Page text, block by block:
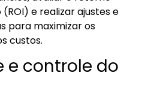
e realizar ajustes e
para maximizar os
custos.
e controle do